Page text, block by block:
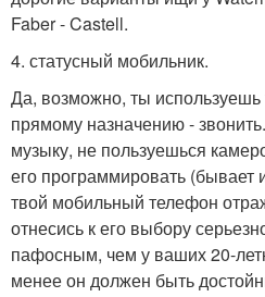
Faber - Castell.
4. статусный мобильник.
Да, возможно, ты используешь
прямому назначению -
музыку, не пользуешься
его программировать (бывает
твой мобильный телефон
отнесись к его выбору
пафосным, чем у ваших 20-
менее он должен быть